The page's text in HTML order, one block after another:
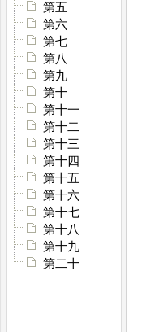
第五
第六
第七
第八
第九
第十
第十一
第十二
第十三
第十四
第十五
第十六
第十七
第十八
第十九
第二十